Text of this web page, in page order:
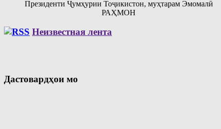
Президенти Ҷумҳурии Тоҷикистон, муҳтарам Эмомалӣ
РАҲМОН
Неизвестная лента
Дастовардҳои мо